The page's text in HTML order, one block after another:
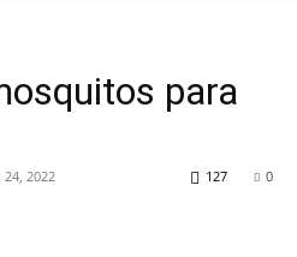
para
24, 2022 0
127